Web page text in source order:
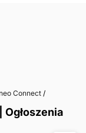
Connect /